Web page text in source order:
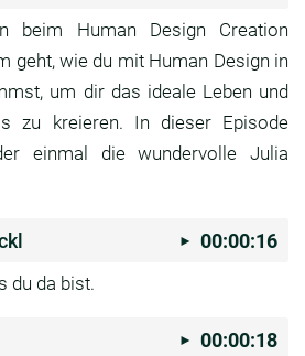
beim Human Design Creation
geht, wie du mit Human Design in
um dir das ideale Leben und
zu kreieren. In dieser Episode
einmal diewundervolle Julia
00:00:16
du da bist.
00:00:18